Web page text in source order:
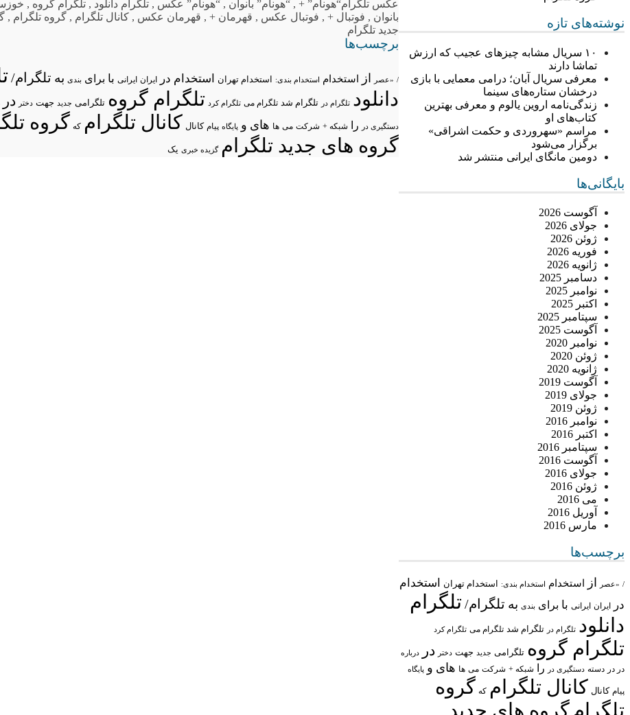
نوشته‌های تازه
۱۰ سریال مشابه چیزهای عجیب که ارزش
تماشا دارند
معرفی سریال آبان؛ درامی معمایی با بازی
درخشان ستاره‌های سینما
زندگی‌نامه اروین یالوم و معرفی بهترین
کتاب‌های او
مراسم «سهروردی و حکمت اشراقی»
برگزار می‌شود
دومین مانگای ایرانی منتشر شد
بایگانی‌ها
آگوست 2026
جولای 2026
ژوئن 2026
فوریه 2026
ژانویه 2026
دسامبر 2025
نوامبر 2025
اکتبر 2025
سپتامبر 2025
آگوست 2025
نوامبر 2020
ژوئن 2020
ژانویه 2020
آگوست 2019
جولای 2019
ژوئن 2019
نوامبر 2016
اکتبر 2016
سپتامبر 2016
آگوست 2016
جولای 2016
ژوئن 2016
می 2016
آوریل 2016
مارس 2016
برچسب‌ها
/ «عصر از استخدام استخدام بندی: استخدام تهران
استخدام
در
ایران ایرانی با برای بندی به تلگرام/ تلگرام
دانلود تلگرام در تلگرام شد تلگرام می تلگرام کرد
تلگرام گروه تلگرامی جدید جهت دختر در درباره
در در دسته دستگیری در را شبکه + شرکت می ها های و پایگاه
پیام کانال کانال تلگرام که گروه
تلگرام گروه های جدید
عکس تلگرام“هونام” +, “هونام” بانوان , “هونام” عکس , تلگرام دانلود , تلگرام گروه ,
بانوان , فوتبال +, فوتبال عکس , قهرمان +, قهرمان عکس , کانال تلگرام , گروه تلگرام ,
جدید تلگرام
برچسب‌ها
/ «عصر از استخدام استخدام بندی: استخدام تهران استخدام در ایران ایرانی با برای بندی به تلگرام/
دانلود تلگرام در تلگرام شد تلگرام می تلگرام کرد تلگرام گروه تلگرامی جدید جهت دختر در
دستگیری در را شبکه + شرکت می ها های و پایگاه پیام کانال کانال تلگرام که گروه
گروه های جدید تلگرام گزیده خبری یک